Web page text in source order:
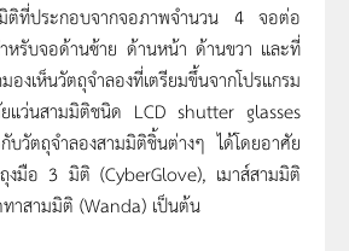
ติที่ประกอบจากจอภาพจำนวน 4 จอต่อ
หรับจอด้านซ้าย ด้านหน้า ด้านขวา และที่
วัตถุจำลองที่เตรียมขึ้นจากโปรแกรม
แว่นสามมิติชนิด LCD shutter glasses
บวัตถุจำลองสามมิติชิ้นต่างๆ ได้โดยอาศัย
งมือ 3 มิติ (CyberGlove), เมาส์สามมิติ
าสามมิติ (Wanda) เป็นต้น